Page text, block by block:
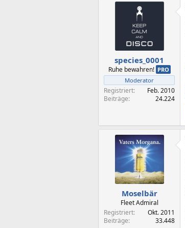
species_0001
Ruhe bewahren! PRO
Moderator
Registriert
Feb. 2010
Beiträge
24.224
Moselbär
Fleet Admiral
Registriert
Okt. 2011
Beiträge
33.448